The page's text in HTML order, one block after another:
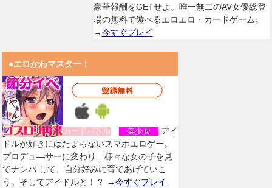
豪華報酬をGETせよ。唯一無二のAV女優総登
場の無料で遊べるエロエロ・カードゲーム。
→今すぐプレイ
●エロかわマスター！
カードバトル 美少女
アイ
ドルが好きにはたまらないスマホエロゲー。
プロデュ―サーに変わり、様々な女の子を見
てナンパ して、自分好みに育てあげていこ
う。そしてアイドルと！？ →今すぐプレイ